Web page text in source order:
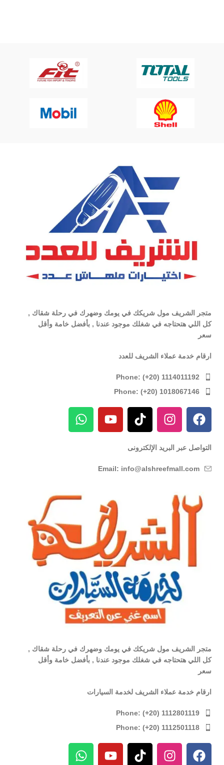
متجر الشريف مول شريكك في يومك وضهرك في رحلة شقاك ,
كل اللي هتحتاجه في شغلك موجود عندنا , بأفضل خامة وأقل
سعر
ارقام خدمة عملاء الشريف للعدد
Phone: (+20) 1114011192
Phone: (+20) 1018067146
التواصل عبر البريد الإلكترونى
Email: info@alshreefmall.com
متجر الشريف مول شريكك في يومك وضهرك في رحلة شقاك ,
كل اللي هتحتاجه في شغلك موجود عندنا , بأفضل خامة وأقل
سعر
ارقام خدمة عملاء الشريف لخدمة السيارات
Phone: (+20) 1112801119
Phone: (+20) 1112501118